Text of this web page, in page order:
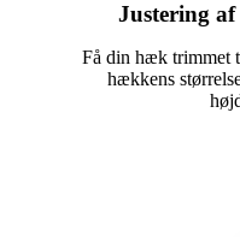
Justering
Få din hæk trimmet
hækkens